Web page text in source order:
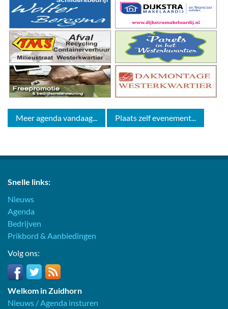
Meer agenda vandaag... Plaats zelf evenement...
Snelle links:
Nieuws
Agenda
Bedrijven
Prikbord & Aanbiedingen
Volg ons:
Welkom in Zuidhorn
Nieuws / Agenda insturen